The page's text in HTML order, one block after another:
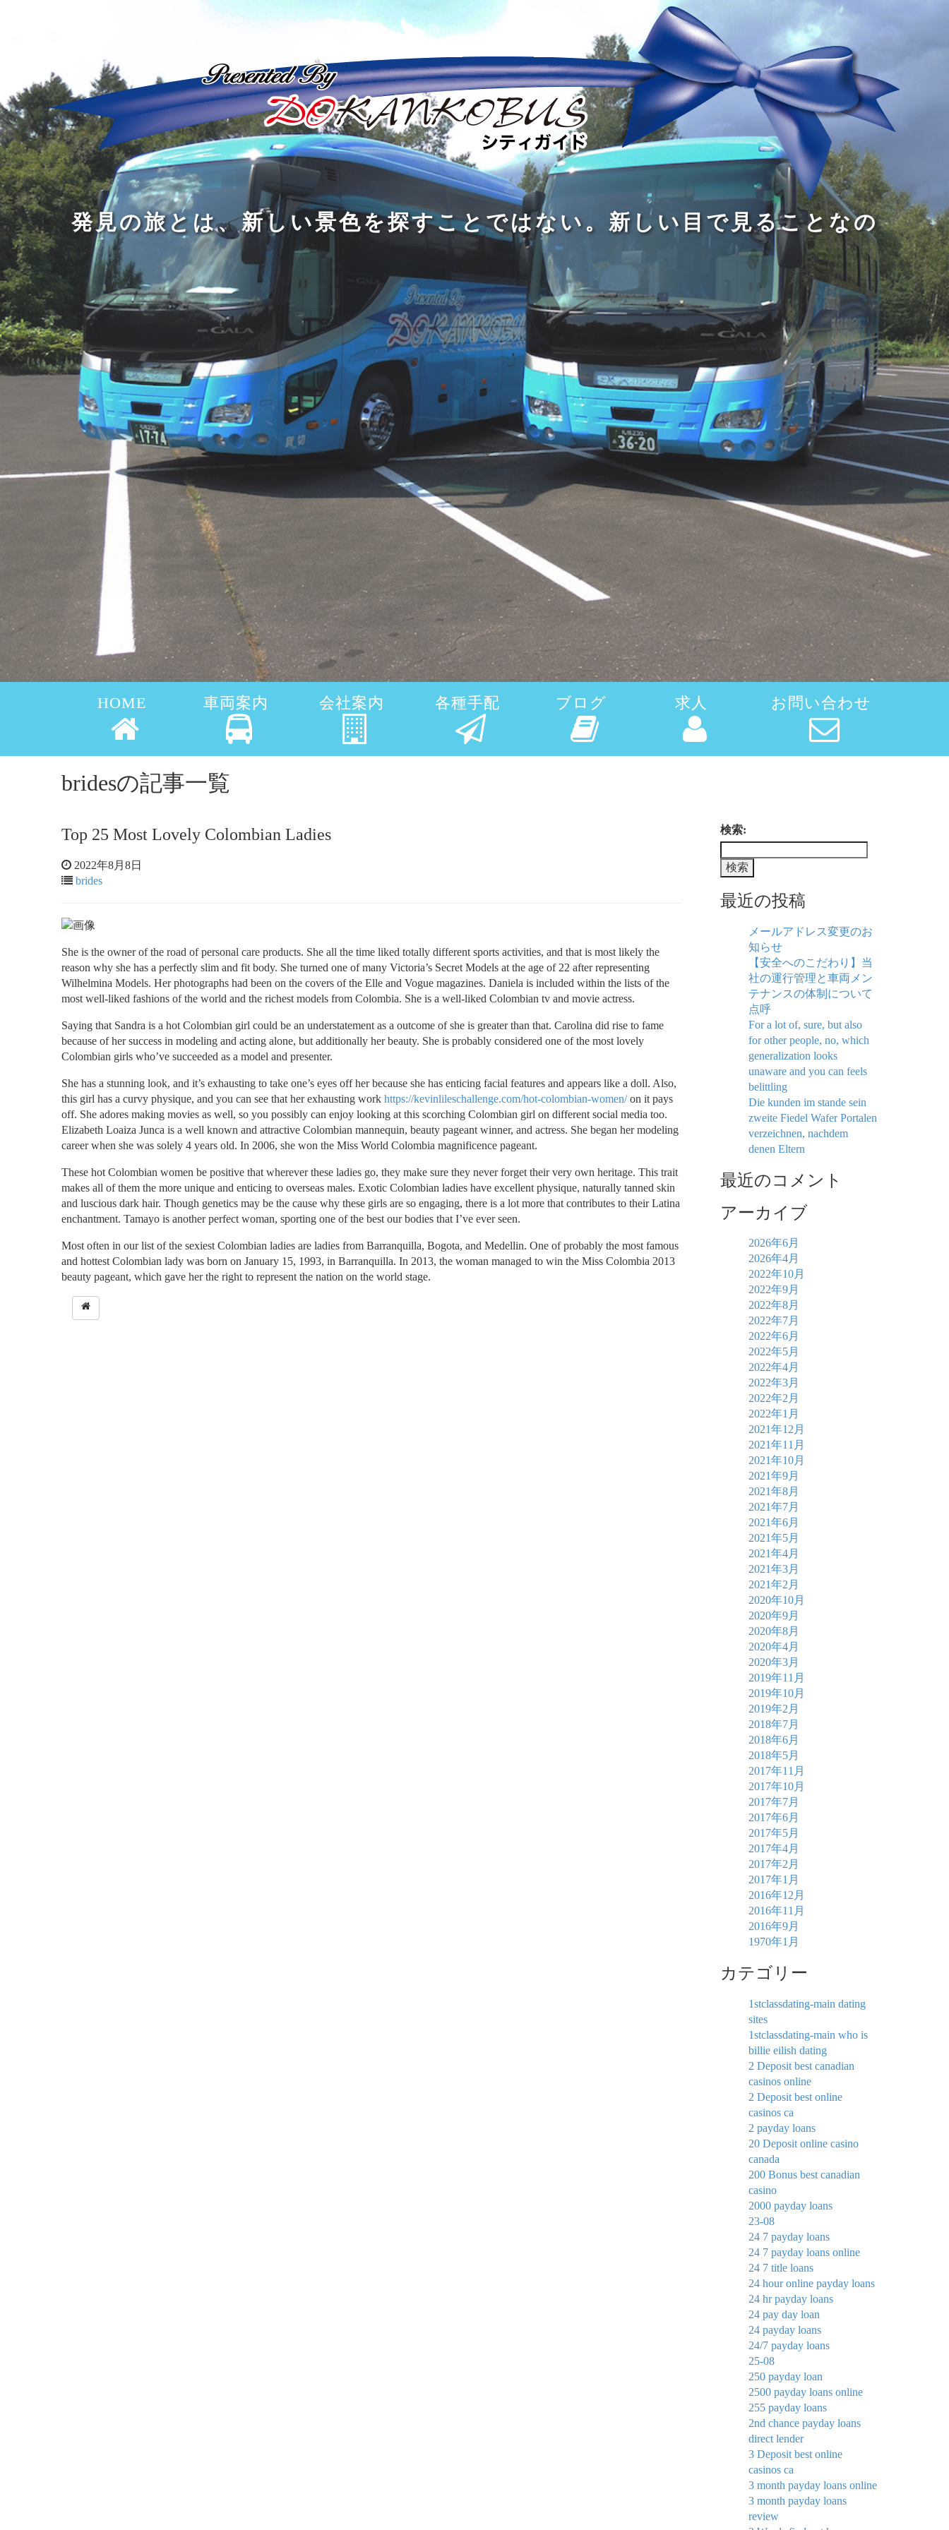
旅の過程にこそ価値があ る
発見の旅とは、新しい景色を探すことではない。 新し い目で見ることなのだ
人間の幅を広げるものは3つある。人と会い、本 を読み、旅をすることだ
私は旅をするために旅をす る
旅の過程にこそ価値があ る
どんなに洗練された大人の中にも、外に出たくてしょうがない小さな子供がいる
旅をするのは到着するためではなく、旅 をす るためである
旅は真の知識の大きな泉で ある
HOME 車両案内 会社案内 各種手配 ブログ 求人 お問い合わせ
bridesの記事一覧
Top 25 Most Lovely Colombian Ladies
2022年8月8日
brides
She is the owner of the road of personal care products. She all the time liked totally different sports activities, and that is most likely the
reason why she has a perfectly slim and fit body. She turned one of many Victoria’s Secret Models at the age of 22 after representing
Wilhelmina Models. Her photographs had been on the covers of the Elle and Vogue magazines. Daniela is included within the lists of the
most well-liked fashions of the world and the richest models from Colombia. She is a well-liked Colombian tv and movie actress.
Saying that Sandra is a hot Colombian girl could be an understatement as a outcome of she is greater than that. Carolina did rise to fame
because of her success in modeling and acting alone, but additionally her beauty. She is probably considered one of the most lovely
Colombian girls who’ve succeeded as a model and presenter.
She has a stunning look, and it’s exhausting to take one’s eyes off her because she has enticing facial features and appears like a doll. Also,
this girl has a curvy physique, and you can see that her exhausting work https://kevinlileschallenge.com/hot-colombian-women/on it pays
off. She adores making movies as well, so you possibly can enjoy looking at this scorching Colombian girl on different social media too.
Elizabeth Loaiza Junca is a well known and attractive Colombian mannequin, beauty pageant winner, and actress. She began her modeling
career when she was solely 4 years old. In 2006, she won the Miss World Colombia magnificence pageant.
These hot Colombian women be positive that wherever these ladies go, they make sure they never forget their very own heritage. This trait
makes all of them the more unique and enticing to overseas males. Exotic Colombian ladies have excellent physique, naturally tanned skin
and luscious dark hair. Though genetics may be the cause why these girls are so engaging, there is a lot more that contributes to their Latina
enchantment. Tamayo is another perfect woman, sporting one of the best our bodies that I’ve ever seen.
Most often in our list of the sexiest Colombian ladies are ladies from Barranquilla, Bogota, and Medellin. One of probably the most famous
and hottest Colombian lady was born on January 15, 1993, in Barranquilla. In 2013, the woman managed to win the Miss Colombia 2013
beauty pageant, which gave her the right to represent the nation on the world stage.
検索:
最近の投稿
メールアドレス変更のお
知らせ
【安全へのこだわり】当
社の運行管理と車両メン
テナンスの体制について
点呼
For a lot of, sure, but also
for other people, no, which
generalization looks
unaware and you can feels
belittling
Die kunden im stande sein
zweite Fiedel Wafer Portalen
verzeichnen, nachdem
denen Eltern
最近のコメント
アーカイブ
2026年6月
2026年4月
2022年10月
2022年9月
2022年8月
2022年7月
2022年6月
2022年5月
2022年4月
2022年3月
2022年2月
2022年1月
2021年12月
2021年11月
2021年10月
2021年9月
2021年8月
2021年7月
2021年6月
2021年5月
2021年4月
2021年3月
2021年2月
2020年10月
2020年9月
2020年8月
2020年4月
2020年3月
2019年11月
2019年10月
2019年2月
2018年7月
2018年6月
2018年5月
2017年11月
2017年10月
2017年7月
2017年6月
2017年5月
2017年4月
2017年2月
2017年1月
2016年12月
2016年11月
2016年9月
1970年1月
カテゴリー
1stclassdating-main dating
sites
1stclassdating-main who is
billie eilish dating
2 Deposit best canadian
casinos online
2 Deposit best online
casinos ca
2 payday loans
20 Deposit online casino
canada
200 Bonus best canadian
casino
2000 payday loans
23-08
24 7 payday loans
24 7 payday loans online
24 7 title loans
24 hour online payday loans
24 hr payday loans
24 pay day loan
24 payday loans
24/7 payday loans
25-08
250 payday loan
2500 payday loans online
255 payday loans
2nd chance payday loans
direct lender
3 Deposit best online
casinos ca
3 month payday loans online
3 month payday loans
review